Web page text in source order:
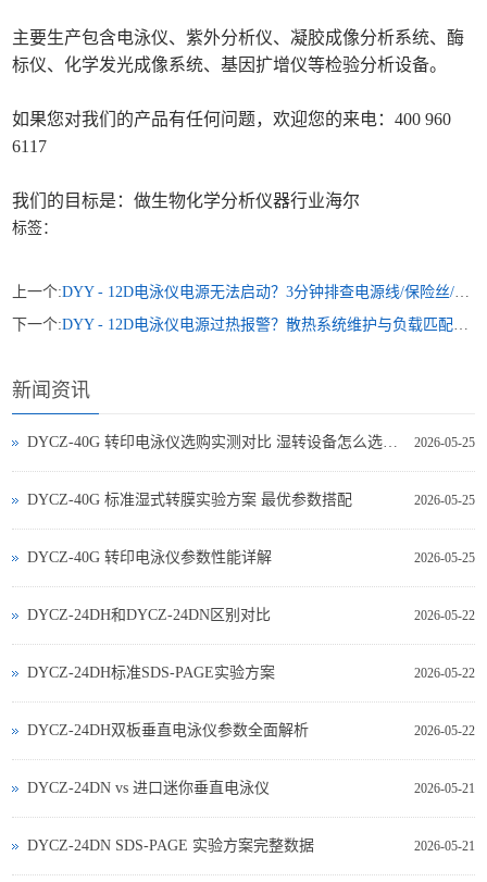
主要生产包含电泳仪、紫外分析仪、凝胶成像分析系统、酶
标仪、化学发光成像系统、基因扩增仪等检验分析设备。
如果您对我们的产品有任何问题，欢迎您的来电：400 960
6117
我们的目标是：做生物化学分析仪器行业海尔
标签：
上一个:DYY - 12D电泳仪电源无法启动？3分钟排查电源线/保险丝/过载保护故障
下一个:DYY - 12D电泳仪电源过热报警？散热系统维护与负载匹配5大技巧
新闻资讯
2026-05-25
DYCZ-40G 转印电泳仪选购实测对比 湿转设备怎么选不踩坑
2026-05-25
DYCZ-40G 标准湿式转膜实验方案 最优参数搭配
2026-05-25
DYCZ-40G 转印电泳仪参数性能详解
2026-05-22
DYCZ-24DH和DYCZ-24DN区别对比
2026-05-22
DYCZ-24DH标准SDS-PAGE实验方案
2026-05-22
DYCZ-24DH双板垂直电泳仪参数全面解析
2026-05-21
DYCZ‑24DN vs 进口迷你垂直电泳仪
2026-05-21
DYCZ‑24DN SDS‑PAGE 实验方案完整数据